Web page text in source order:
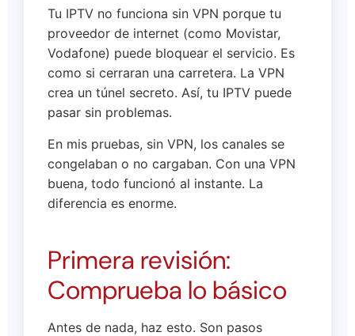
Tu IPTV no funciona sin VPN porque tu
proveedor de internet (como Movistar,
Vodafone) puede bloquear el servicio. Es
como si cerraran una carretera. La VPN
crea un túnel secreto. Así, tu IPTV puede
pasar sin problemas.
En mis pruebas, sin VPN, los canales se
congelaban o no cargaban. Con una VPN
buena, todo funcionó al instante. La
diferencia es enorme.
Primera revisión:
Comprueba lo básico
Antes de nada, haz esto. Son pasos